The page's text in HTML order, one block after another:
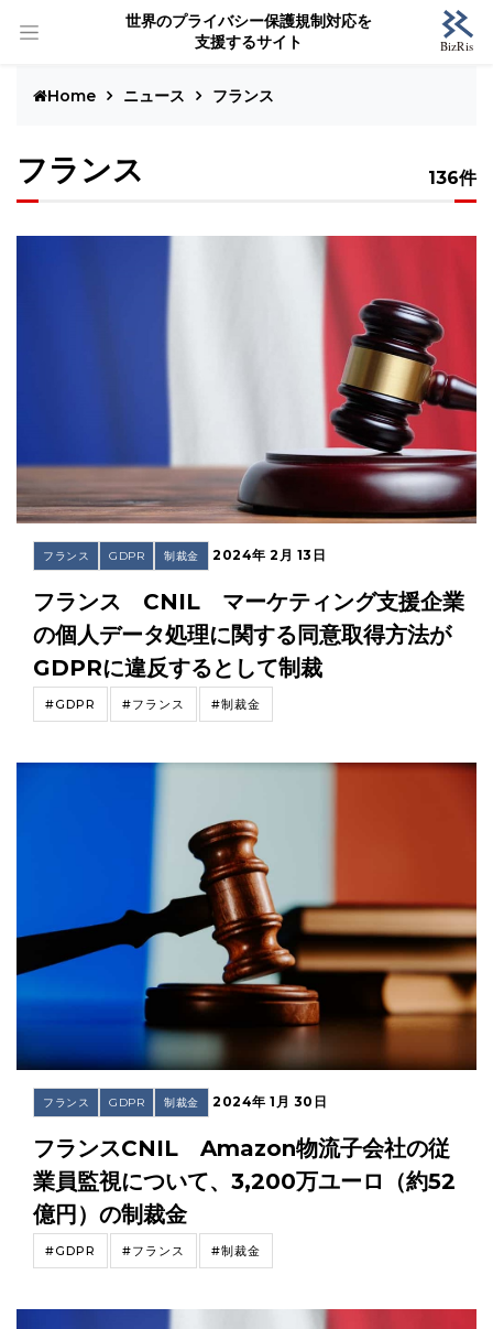
世界のプライバシー保護規制対応を
支援するサイト
Home ニュース フランス
フランス 136件
フランス GDPR 制裁金 2024年 2月 13日
フランス CNIL マーケティング支援企業
の個人データ処理に関する同意取得方法が
GDPRに違反するとして制裁
#GDPR #フランス #制裁金
フランス GDPR 制裁金 2024年 1月 30日
フランスCNIL Amazon物流子会社の従
業員監視について、3,200万ユーロ（約52
億円）の制裁金
#GDPR #フランス #制裁金